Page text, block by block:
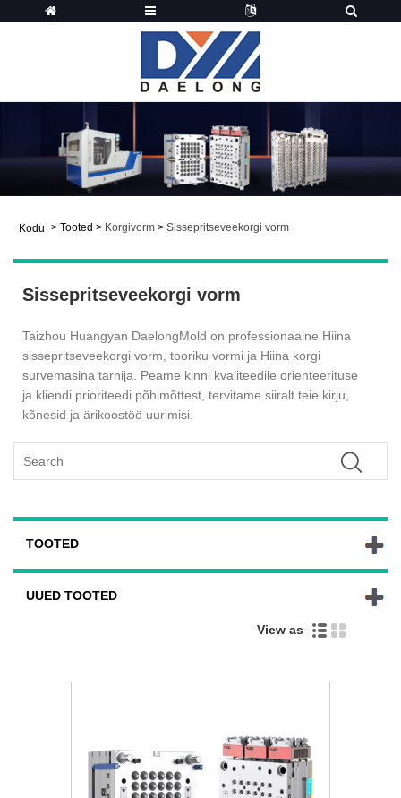
Kodu > Tooted > Korgivorm > Sissepritseveekorgi vorm
Sissepritseveekorgi vorm
Taizhou Huangyan DaelongMold on professionaalne Hiina
sissepritseveekorgi vorm, tooriku vormi ja Hiina korgi
survemasina tarnija. Peame kinni kvaliteedile orienteerituse
ja kliendi prioriteedi põhimõttest, tervitame siiralt teie kirju,
kõnesid ja ärikoostöö uurimisi.
TOOTED
UUED TOOTED
View as